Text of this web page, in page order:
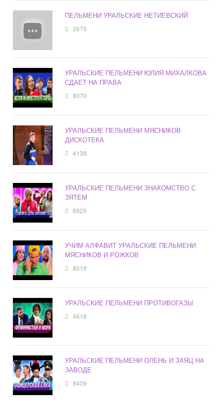
ПЕЛЬМЕНИ УРАЛЬСКИЕ НЕТИЕВСКИЙ
2679
УРАЛЬСКИЕ ПЕЛЬМЕНИ ЮЛИЯ МИХАЛКОВА
СДАЕТ НА ПРАВА
8070
УРАЛЬСКИЕ ПЕЛЬМЕНИ МЯСНИКОВ
ДИСКОТЕКА
4138
УРАЛЬСКИЕ ПЕЛЬМЕНИ ЗНАКОМСТВО С
ЗЯТЕМ
6925
УЧИМ АЛФАВИТ УРАЛЬСКИЕ ПЕЛЬМЕНИ
МЯСНИКОВ И РОЖКОВ
8519
УРАЛЬСКИЕ ПЕЛЬМЕНИ ПРОТИВОГАЗЫ
4618
УРАЛЬСКИЕ ПЕЛЬМЕНИ ОЛЕНЬ И ЗАЯЦ НА
ЗАВОДЕ
8409